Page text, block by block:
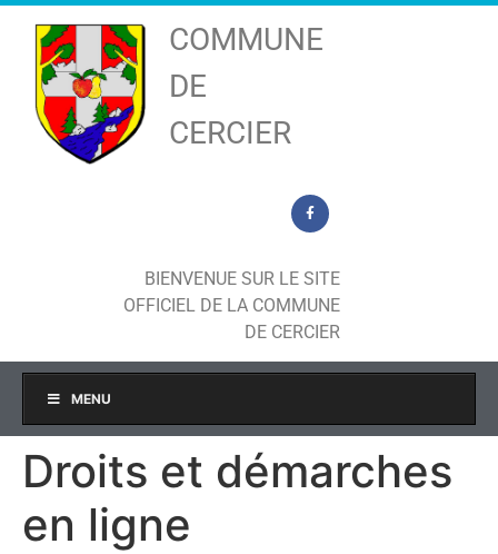
COMMUNE
DE
CERCIER
BIENVENUE SUR LE SITE
OFFICIEL DE LA COMMUNE
DE CERCIER
MENU
Droits et démarches
en ligne